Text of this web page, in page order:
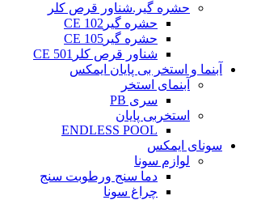
حشره گیر.شناور قرص کلر
حشره گیرCE 102
حشره گیرCE 105
شناور قرص کلرCE 501
آبنما و استخر بی پایان ایمکس
آبنمای استخر
سری PB
استخربی پایان
ENDLESS POOL
سونای ایمکس
لوازم سونا
دما سنج ورطوبت سنج
چراغ سونا